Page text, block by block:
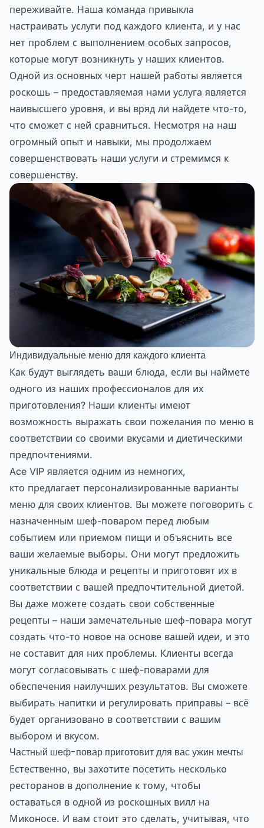
переживайте. Наша команда привыкла
настраивать услуги под каждого клиента, и у нас
нет проблем с выполнением особых запросов,
которые могут возникнуть у наших клиентов.
Одной из основных черт нашей работы является
роскошь – предоставляемая нами услуга является
наивысшего уровня, и вы вряд ли найдете что-то,
что сможет с ней сравниться. Несмотря на наш
огромный опыт и навыки, мы продолжаем
совершенствовать наши услуги и стремимся к
совершенству.
Индивидуальные меню для каждого клиента
Как будут выглядеть ваши блюда, если вы наймете
одного из наших профессионалов для их
приготовления? Наши клиенты имеют
возможность выражать свои пожелания по меню в
соответствии со своими вкусами и диетическими
предпочтениями.
Ace VIP является одним из немногих,
кто предлагает персонализированные варианты
меню для своих клиентов. Вы можете поговорить с
назначенным шеф-поваром перед любым
событием или приемом пищи и объяснить все
ваши желаемые выборы. Они могут предложить
уникальные блюда и рецепты и приготовят их в
соответствии с вашей предпочтительной диетой.
Вы даже можете создать свои собственные
рецепты – наши замечательные шеф-повара могут
создать что-то новое на основе вашей идеи, и это
не составит для них проблемы. Клиенты всегда
могут согласовывать с шеф-поварами для
обеспечения наилучших результатов. Вы сможете
выбирать напитки и регулировать приправы – всё
будет организовано в соответствии с вашим
выбором и вкусом.
Частный шеф-повар приготовит для вас ужин мечты
Естественно, вы захотите посетить несколько
ресторанов в дополнение к тому, чтобы
оставаться в одной из роскошных вилл на
Миконосе. И вам стоит это сделать, учитывая, что